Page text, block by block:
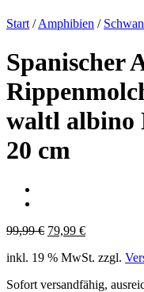
Start / Amphibien /
Spanischer
waltl albino
20 cm
99,99€ Ursprünglicher
war:
79,99 €Aktueller
ist:
inkl. 19 % MwSt. zzgl.
Sofort versandfähig,